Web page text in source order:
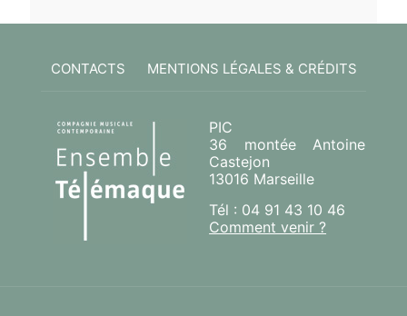
CONTACTS MENTIONS LÉGALES & CRÉDITS
PIC
36 montée Antoine
Castejon
13016 Marseille
Tél : 04 91 43 10 46
Comment venir ?